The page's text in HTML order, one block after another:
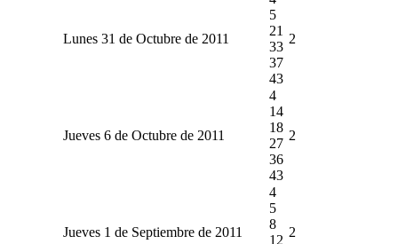
Lunes 31 de Octubre de 2011
5
21
33
37
43
2
Jueves 6 de Octubre de 2011
4
14
18
27
36
43
2
Jueves 1 de Septiembre de 2011
4
5
8
12
2